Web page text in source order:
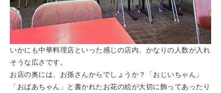
いかにも中華料理店といった感じの店内。かなりの人数が入れ
そうな広さです。
お店の奥には、お孫さんからでしょうか？「おじいちゃん」
「おばあちゃん」と書かれたお花の絵が大切に飾ってあったり